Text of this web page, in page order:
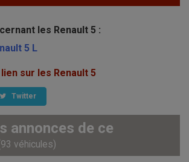
les Renault 5 :
5 L
sur les Renault 5
Twitter
annonces de ce
véhicules)